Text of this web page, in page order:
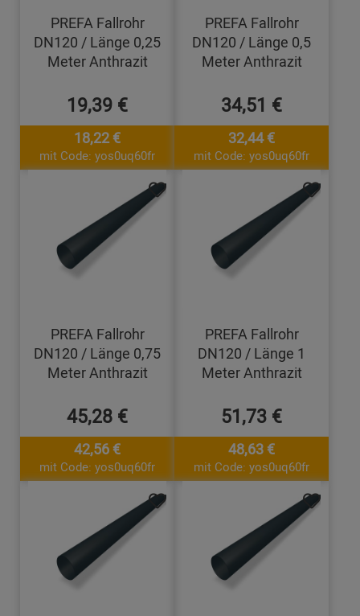
PREFA Fallrohr
DN120 / Länge 0,25
Meter Anthrazit
19,39 €
18,22 €
mit Code: yos0uq60fr
PREFA Fallrohr
DN120 / Länge 0,5
Meter Anthrazit
34,51 €
32,44 €
mit Code: yos0uq60fr
PREFA Fallrohr
DN120 / Länge 0,75
Meter Anthrazit
45,28 €
42,56 €
mit Code: yos0uq60fr
PREFA Fallrohr
DN120 / Länge 1
Meter Anthrazit
51,73 €
48,63 €
mit Code: yos0uq60fr